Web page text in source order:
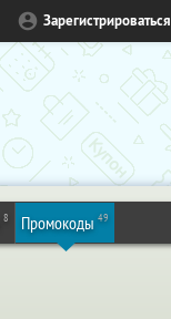
Зарегистрироваться
8 Промокоды 49